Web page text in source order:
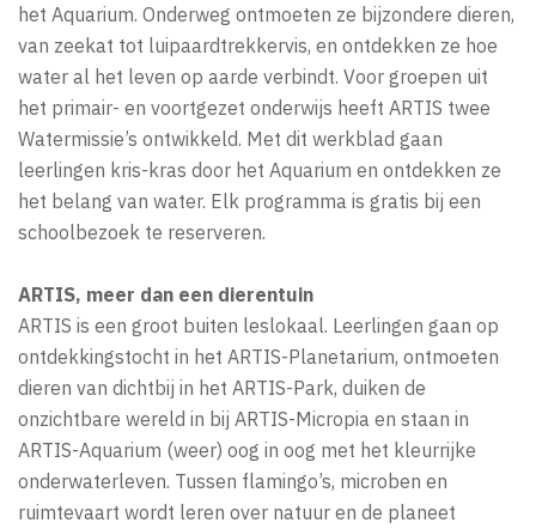
het Aquarium. Onderweg ontmoeten ze bijzondere dieren,
van zeekat tot luipaardtrekkervis, en ontdekken ze hoe
water al het leven op aarde verbindt. Voor groepen uit
het primair- en voortgezet onderwijs heeft ARTIS twee
Watermissie’s ontwikkeld. Met dit werkblad gaan
leerlingen kris-kras door het Aquarium en ontdekken ze
het belang van water. Elk programma is gratis bij een
schoolbezoek te reserveren.
ARTIS, meer dan een dierentuin
ARTIS is een groot buiten leslokaal. Leerlingen gaan op
ontdekkingstocht in het ARTIS-Planetarium, ontmoeten
dieren van dichtbij in het ARTIS-Park, duiken de
onzichtbare wereld in bij ARTIS-Micropia en staan in
ARTIS-Aquarium (weer) oog in oog met het kleurrijke
onderwaterleven. Tussen flamingo’s, microben en
ruimtevaart wordt leren over natuur en de planeet